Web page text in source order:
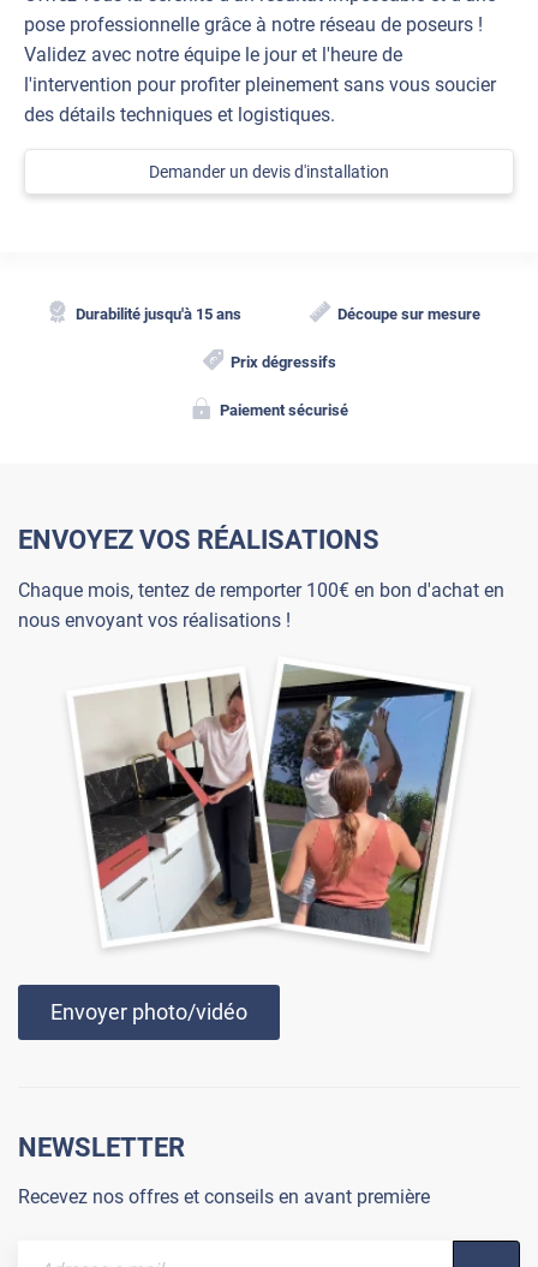
pose professionnelle grâce à notre réseau de poseurs !
Validez avec notre équipe le jour et l'heure de
l'intervention pour profiter pleinement sans vous soucier
des détails techniques et logistiques.
Demander un devis d'installation
Durabilité jusqu'à 15 ans Découpe sur mesure
Prix dégressifs
Paiement sécurisé
ENVOYEZ VOS RÉALISATIONS
Chaque mois, tentez de remporter 100€ en bon d'achat en
nous envoyant vos réalisations !
Envoyer photo/vidéo
NEWSLETTER
Recevez nos offres et conseils en avant première